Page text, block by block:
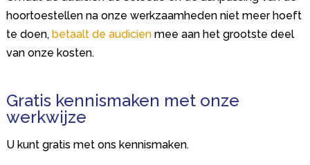
hoortoestellen na onze werkzaamheden niet meer hoeft
te doen, betaalt de audicienmee aan het grootste deel
van onze kosten.
Gratis kennismaken met onze
werkwijze
U kunt gratis met ons kennismaken.